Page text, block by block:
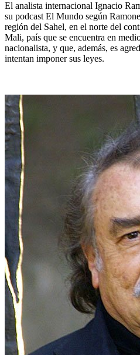
El analista internacional Ignacio
su podcast El Mundo según
región del Sahel, en el norte del
Mali, país que se encuentra en
nacionalista, y que, además, es
intentan imponer sus leyes.